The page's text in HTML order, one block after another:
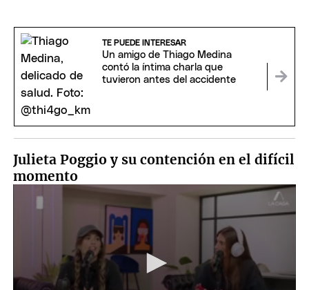
TE PUEDE INTERESAR
Un amigo de Thiago Medina
contó la íntima charla que
tuvieron antes del accidente
Julieta Poggio y su contención en el difícil
momento